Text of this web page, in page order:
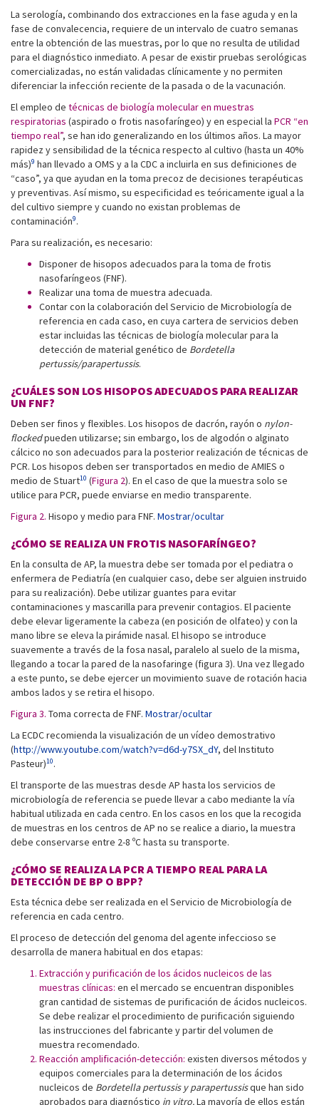
La serología, combinando dos extracciones en la fase aguda y en la
fase de convalecencia, requiere de un intervalo de cuatro semanas
entre la obtención de las muestras, por lo que no resulta de utilidad
para el diagnóstico inmediato. A pesar de existir pruebas serológicas
comercializadas, no están validadas clínicamente y no permiten
diferenciar la infección reciente de la pasada o de la vacunación.
El empleo de técnicas de biología molecular en muestras
respiratorias (aspirado o frotis nasofaríngeo) y en especial la PCR “en
tiempo real”, se han ido generalizando en los últimos años. La mayor
rapidez y sensibilidad de la técnica respecto al cultivo (hasta un 40%
más)9 han llevado a OMS y a la CDC a incluirla en sus definiciones de
“caso”, ya que ayudan en la toma precoz de decisiones terapéuticas
y preventivas. Así mismo, su especificidad es teóricamente igual a la
del cultivo siempre y cuando no existan problemas de
contaminación9.
Para su realización, es necesario:
Disponer de hisopos adecuados para la toma de frotis
nasofaríngeos (FNF).
Realizar una toma de muestra adecuada.
Contar con la colaboración del Servicio de Microbiología de
referencia en cada caso, en cuya cartera de servicios deben
estar incluidas las técnicas de biología molecular para la
detección de material genético de Bordetella
pertussis/parapertussis.
¿CUÁLES SON LOS HISOPOS ADECUADOS PARA REALIZAR
UN FNF?
Deben ser finos y flexibles. Los hisopos de dacrón, rayón o nylon-
flockedpueden utilizarse; sin embargo, los de algodón o alginato
cálcico no son adecuados para la posterior realización de técnicas de
PCR. Los hisopos deben ser transportados en medio de AMIES o
medio de Stuart10 (Figura 2). En el caso de que la muestra solo se
utilice para PCR, puede enviarse en medio transparente.
Figura 2. Hisopo y medio para FNF. Mostrar/ocultar
¿CÓMO SE REALIZA UN FROTIS NASOFARÍNGEO?
En la consulta de AP, la muestra debe ser tomada por el pediatra o
enfermera de Pediatría (en cualquier caso, debe ser alguien instruido
para su realización). Debe utilizar guantes para evitar
contaminaciones y mascarilla para prevenir contagios. El paciente
debe elevar ligeramente la cabeza (en posición de olfateo) y con la
mano libre se eleva la pirámide nasal. El hisopo se introduce
suavemente a través de la fosa nasal, paralelo al suelo de la misma,
llegando a tocar la pared de la nasofaringe (figura 3). Una vez llegado
a este punto, se debe ejercer un movimiento suave de rotación hacia
ambos lados y se retira el hisopo.
Figura 3. Toma correcta de FNF. Mostrar/ocultar
La ECDC recomienda la visualización de un vídeo demostrativo
(http://www.youtube.com/watch?v=d6d-y7SX_dY, del Instituto
Pasteur)10.
El transporte de las muestras desde AP hasta los servicios de
microbiología de referencia se puede llevar a cabo mediante la vía
habitual utilizada en cada centro. En los casos en los que la recogida
de muestras en los centros de AP no se realice a diario, la muestra
debe conservarse entre 2-8 ºC hasta su transporte.
¿CÓMO SE REALIZA LA PCR A TIEMPO REAL PARA LA
DETECCIÓN DE BP O BPP?
Esta técnica debe ser realizada en el Servicio de Microbiología de
referencia en cada centro.
El proceso de detección del genoma del agente infeccioso se
desarrolla de manera habitual en dos etapas:
Extracción y purificación de los ácidos nucleicos de las
muestras clínicas: en el mercado se encuentran disponibles
gran cantidad de sistemas de purificación de ácidos nucleicos.
Se debe realizar el procedimiento de purificación siguiendo
las instrucciones del fabricante y partir del volumen de
muestra recomendado.
Reacción amplificación-detección: existen diversos métodos y
equipos comerciales para la determinación de los ácidos
nucleicos de Bordetella pertussis y parapertussisque han sido
aprobados para diagnóstico in vitro.La mayoría de ellos están